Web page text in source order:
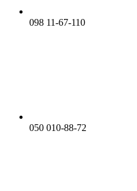
098 11-67-110
050 010-88-72